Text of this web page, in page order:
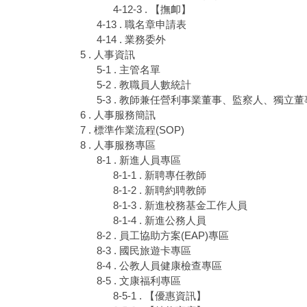
4-12-3 . 【撫卹】
4-13 . 職名章申請表
4-14 . 業務委外
5 . 人事資訊
5-1 . 主管名單
5-2 . 教職員人數統計
5-3 . 教師兼任營利事業董事、監察人、獨立
6 . 人事服務簡訊
7 . 標準作業流程(SOP)
8 . 人事服務專區
8-1 . 新進人員專區
8-1-1 . 新聘專任教師
8-1-2 . 新聘約聘教師
8-1-3 . 新進校務基金工作人員
8-1-4 . 新進公務人員
8-2 . 員工協助方案(EAP)專區
8-3 . 國民旅遊卡專區
8-4 . 公教人員健康檢查專區
8-5 . 文康福利專區
8-5-1 . 【優惠資訊】